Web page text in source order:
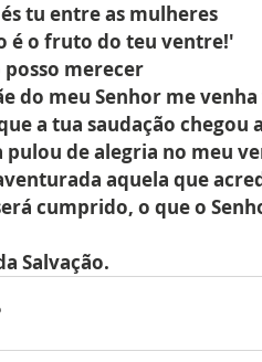
tu entre as mulheres
é o fruto do teu ventre!'
posso merecer
do meu Senhor me
a tua saudação chegou
pulou de alegria no meu
aquela que
cumprido, o que o
Salvação.